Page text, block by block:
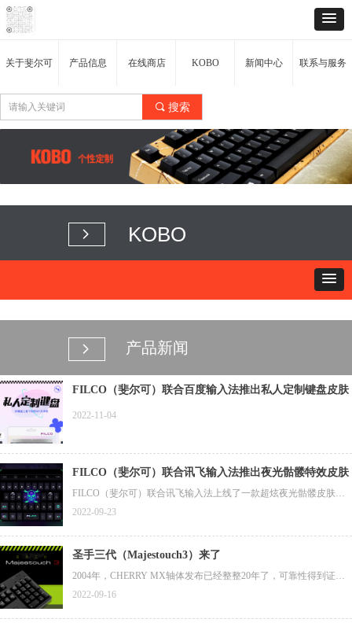
끠 搜索
关于斐尔可 产品信息 在线商店 KOBO 新闻中心 联系与服务
KOBO
넲
넲 产品新闻
FILCO（斐尔可）联合百度输入法推出私人定制键盘皮肤
2022-11-04
FILCO（斐尔可）联合讯飞输入法推出夜光骷髅特效皮肤
FILCO（斐尔可）联合讯飞输入法上线了一款超炫夜光骷髅皮肤，
斐尔可粉丝专属1分钱限时兑换活动正在进行中（此款皮肤原价12
示方法进行兑换。（兑换码链接在图片下方，目前1分钱兑换活动仅
支持安卓平台）
2022-09-23
圣手三代（Majestouch3）来了
2004年，CHERRY MX轴体发布已经整整20年了，可靠性得到证
实，评价也越来越高，但在世界范围内，采用CHERRY MX轴体的
h）键盘诞生了，其搭载了德国CHERRY公司的MX轴体，作为斐尔
2022-09-16